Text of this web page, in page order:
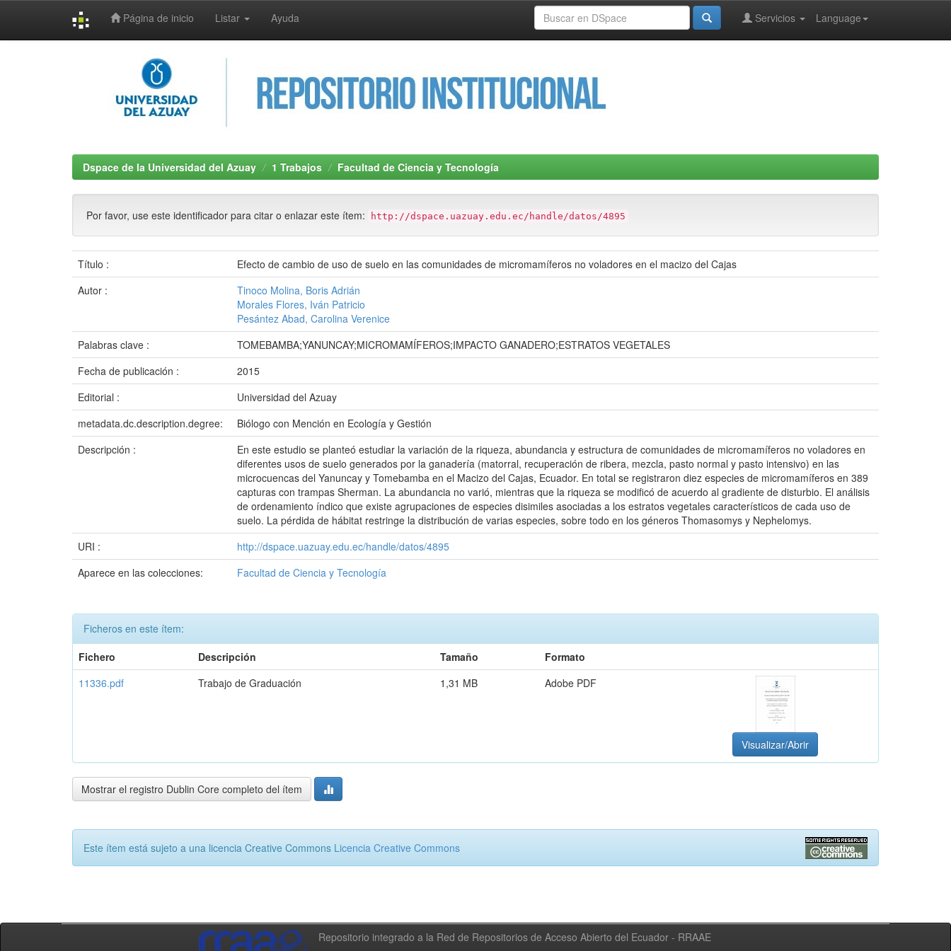
Página de inicio Listar Ayuda Language
Servicios
Dspace de la Universidad del Azuay 1 Trabajos Facultad de Ciencia y Tecnología
Por favor, use este identificador para citar o enlazar este ítem: http://dspace.uazuay.edu.ec/handle/datos/4895
Título :
Efecto de cambio de uso de suelo en las comunidades de micromamíferos no voladores en el macizo del Cajas
Autor :
Tinoco Molina, Boris Adrián
Morales Flores, Iván Patricio
Pesántez Abad, Carolina Verenice
Palabras clave :
TOMEBAMBA;YANUNCAY;MICROMAMÍFEROS;IMPACTO GANADERO;ESTRATOS VEGETALES
Fecha de publicación :
2015
Editorial :
Universidad del Azuay
metadata.dc.description.degree:
Biólogo con Mención en Ecología y Gestión
Descripción :
En este estudio se planteó estudiar la variación de la riqueza, abundancia y estructura de comunidades de micromamíferos no voladores en
diferentes usos de suelo generados por la ganadería (matorral, recuperación de ribera, mezcla, pasto normal y pasto intensivo) en las
microcuencas del Yanuncay y Tomebamba en el Macizo del Cajas, Ecuador. En total se registraron diez especies de micromamíferos en 389
capturas con trampas Sherman. La abundancia no varió, mientras que la riqueza se modificó de acuerdo al gradiente de disturbio. El análisis
de ordenamiento índico que existe agrupaciones de especies disimiles asociadas a los estratos vegetales característicos de cada uso de
suelo. La pérdida de hábitat restringe la distribución de varias especies, sobre todo en los géneros Thomasomys y Nephelomys.
URI :
http://dspace.uazuay.edu.ec/handle/datos/4895
Aparece en las colecciones:
Facultad de Ciencia y Tecnología
Ficheros en este ítem:
Fichero
Descripción Tamaño
Formato
11336.pdf
Trabajo de Graduación 1,31 MB Adobe PDF
Visualizar/Abrir
Mostrar el registro Dublin Core completo del ítem
Este ítem está sujeto a una licencia Creative Commons Licencia Creative Commons
Repositorio integrado a la Red de Repositorios de Acceso Abierto del Ecuador - RRAAE